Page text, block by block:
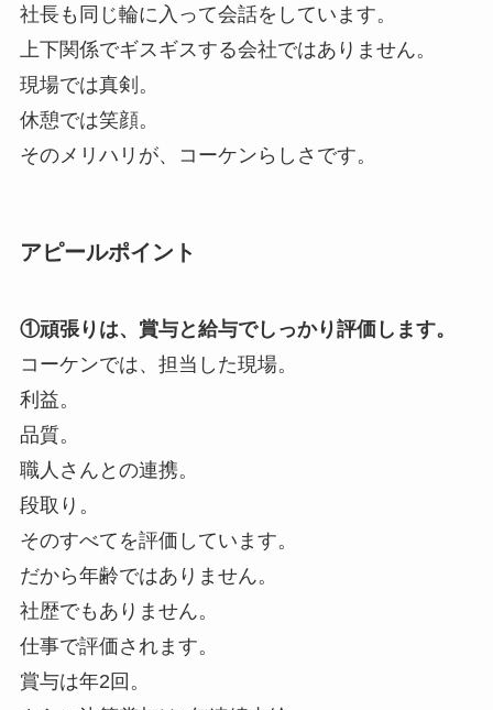
社長も同じ輪に入って会話をしています。
上下関係でギスギスする会社ではありません。
現場では真剣。
休憩では笑顔。
そのメリハリが、コーケンらしさです。
アピールポイント
①頑張りは、賞与と給与でしっかり評価します。
コーケンでは、担当した現場。
利益。
品質。
職人さんとの連携。
段取り。
そのすべてを評価しています。
だから年齢ではありません。
社歴でもありません。
仕事で評価されます。
賞与は年2回。